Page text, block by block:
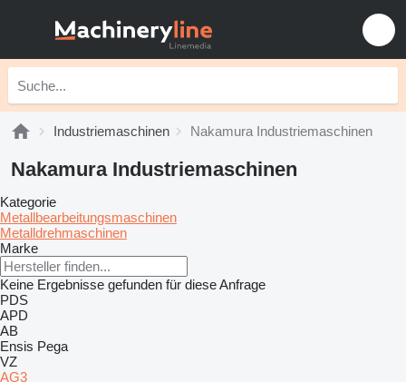
Industriemaschinen Nakamura Industriemaschinen
Nakamura Industriemaschinen
Kategorie
Metallbearbeitungsmaschinen
Metalldrehmaschinen
Marke
Keine Ergebnisse gefunden für diese Anfrage
PDS
APD
AB
Ensis Pega
VZ
AG3